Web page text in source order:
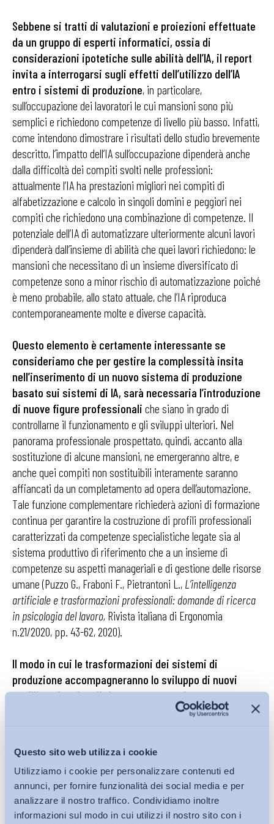
Questo sito web utilizza i cookie
Utilizziamo i cookie per personalizzare contenuti ed
annunci, per fornire funzionalità dei social media e per
analizzare il nostro traffico. Condividiamo inoltre
informazioni sul modo in cui utilizzi il nostro sito con i
Sebbene si tratti di valutazioni e proiezioni effettuate
da un gruppo di esperti informatici, ossia di
considerazioni ipotetiche sulle abilità dell’IA, il report
invita a interrogarsi sugli effetti dell’utilizzo dell’IA
entro i sistemi di produzione, in particolare,
sull’occupazione dei lavoratori le cui mansioni sono più
semplici e richiedono competenze di livello più basso. Infatti,
come intendono dimostrare i risultati dello studio brevemente
descritto, l’impatto dell’IA sull’occupazione dipenderà anche
dalla difficoltà dei compiti svolti nelle professioni:
attualmente l’IA ha prestazioni migliori nei compiti di
alfabetizzazione e calcolo in singoli domini e peggiori nei
compiti che richiedono una combinazione di competenze. Il
potenziale dell’IA di automatizzare ulteriormente alcuni lavori
dipenderà dall’insieme di abilità che quei lavori richiedono: le
mansioni che necessitano di un insieme diversificato di
competenze sono a minor rischio di automatizzazione poiché
è meno probabile, allo stato attuale, che l’IA riproduca
contemporaneamente molte e diverse capacità.
Questo elemento è certamente interessante se
consideriamo che per gestire la complessità insita
nell’inserimento di un nuovo sistema di produzione
basato sui sistemi di IA, sarà necessaria l’introduzione
di nuove figure professionali che siano in grado di
controllarne il funzionamento e gli sviluppi ulteriori. Nel
panorama professionale prospettato, quindi, accanto alla
sostituzione di alcune mansioni, ne emergeranno altre, e
anche quei compiti non sostituibili interamente saranno
affiancati da un completamento ad opera dell’automazione.
Tale funzione complementare richiederà azioni di formazione
continua per garantire la costruzione di profili professionali
caratterizzati da competenze specialistiche legate sia al
sistema produttivo di riferimento che a un insieme di
competenze su aspetti manageriali e di gestione delle risorse
umane (Puzzo G., Fraboni F., Pietrantoni L., L’intelligenza
artificiale e trasformazioni professionali: domande di ricerca
in psicologia del lavoro, Rivista italiana di Ergonomia
n.21/2020, pp. 43-62, 2020).
Il modo in cui le trasformazioni dei sistemi di
produzione accompagneranno lo sviluppo di nuovi
profili professionali rimane una questione aperta.
L’aspetto interessante sembra essere la ricerca sul
lavoratori.L’automatizzazione di compiti ripetitivi e routinari
apre, infatti, insieme ai timori per la sorte di alcune mansioni,
possibilità interessanti in cui va a ridefinirsi il ruolo che la
persona ha come risorsa per i sistemi produttivi. In altre